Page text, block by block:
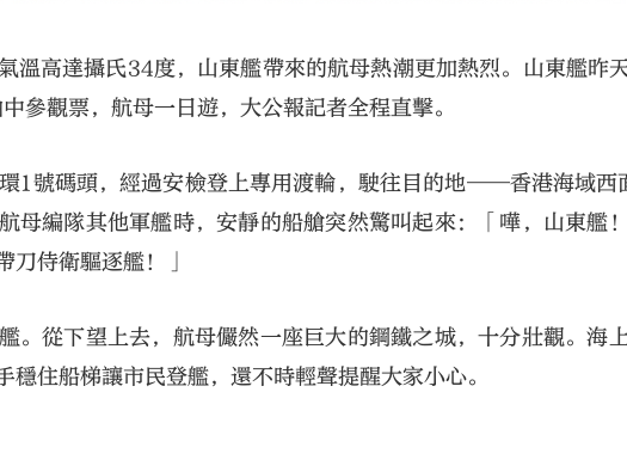
溫高達攝氏34度，山東艦帶來的航母熱潮更加熱烈。山東艦昨
參觀票，航母一日遊，大公報記者全程直擊。
環1號碼頭，經過安檢登上專用渡輪，駛往目的地——香港海域西
母編隊其他軍艦時，安靜的船艙突然驚叫起來：「嘩，山東艦
侍衛驅逐艦！」
。從下望上去，航母儼然一座巨大的鋼鐵之城，十分壯觀。海
住船梯讓市民登艦，還不時輕聲提醒大家小心。